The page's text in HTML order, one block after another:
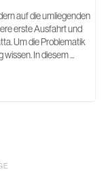
auf die umliegenden
erste Ausfahrt und
Um die Problematik
In diesem ...